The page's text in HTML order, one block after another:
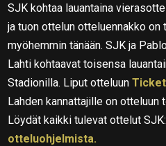
SJK kohtaa lauantaina
ja tuon ottelun otteluennakko on
myöhemmin tänään. SJK ja
Lahti kohtaavat toisensa
Stadionilla. Liput otteluun
Lahden kannattajille on
Löydät kaikki tulevat ottelut
otteluohjelmista.